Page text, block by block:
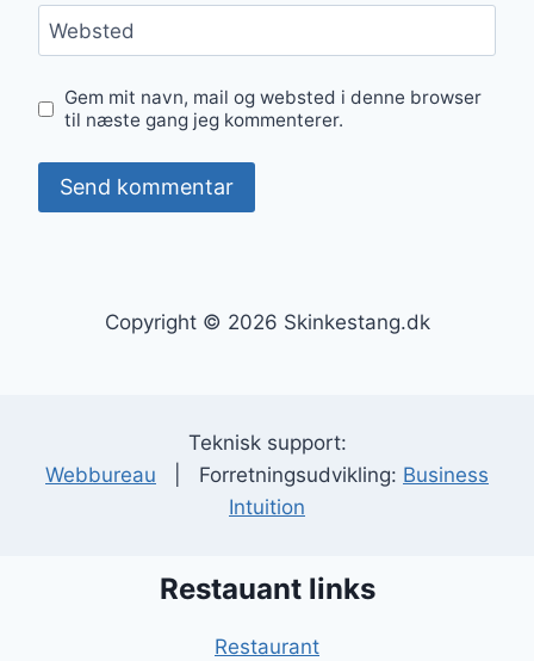
Websted
Gem mit navn, mail og websted i denne browser
til næste gang jeg kommenterer.
Copyright © 2026 Skinkestang.dk
Teknisk support:
Webbureau | Forretningsudvikling: Business
Intuition
Restauant links
Restaurant